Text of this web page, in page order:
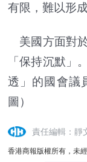
有限，難以形
美國方面對
「保持沉默」
透」的國會議
圖）
責任編輯：靜
香港商報版權所有，未